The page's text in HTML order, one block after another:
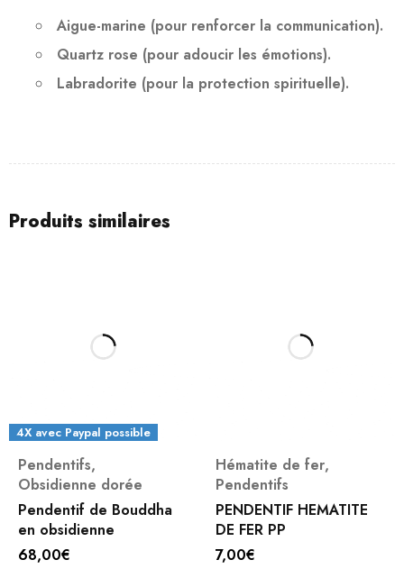
Aigue-marine (pour renforcer la communication).
Quartz rose (pour adoucir les émotions).
Labradorite (pour la protection spirituelle).
Produits similaires
4X avec Paypal possible
Pendentifs,
Obsidienne dorée
Pendentif de Bouddha
en obsidienne
68,00€
Hématite de fer,
Pendentifs
PENDENTIF HEMATITE
DE FER PP
7,00€